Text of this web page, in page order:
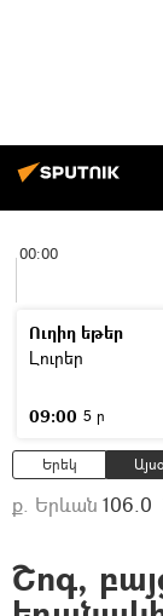
00:00
Ուղիղ եթեր
Լուրեր
09:00 5 ր
Երեկ
ք. Երևան 106.0
Շոգ,